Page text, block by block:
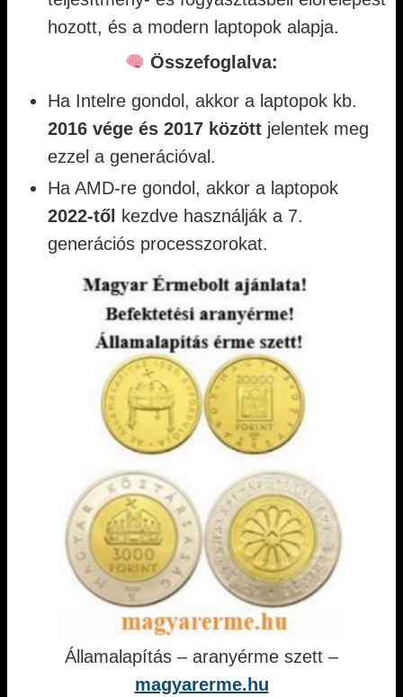
hozott, és a modern laptopok alapja.
Összefoglalva:
Ha Intelre gondol, akkor a laptopok kb.
2016 vége és 2017 között jelentek meg
ezzel a generációval.
Ha AMD-re gondol, akkor a laptopok
2022-től
kezdve használják a 7.
generációs processzorokat.
Államalapítás – aranyérme szett –
magyarerme.hu